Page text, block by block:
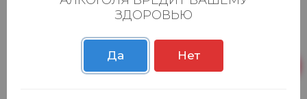
традиционных рецептов и высоких
технологий производства. Водка
разливается в бутылки с эксклюзивным
дизайном, в котором используется
орнаментика Казанского ханства.
ЗДОРОВЬЮ
Да Нет